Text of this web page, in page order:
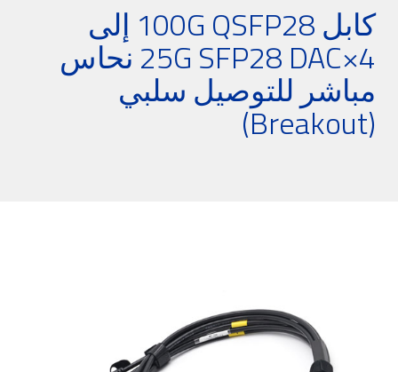
كابل 100G QSFP28 إلى
4×25G SFP28 DAC نحاس
مباشر للتوصيل سلبي
(Breakout)